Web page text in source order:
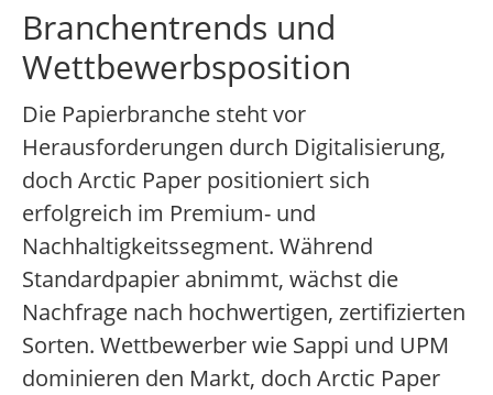
Branchentrends und
Wettbewerbsposition
Die Papierbranche steht vor
Herausforderungen durch Digitalisierung,
doch Arctic Paper positioniert sich
erfolgreich im Premium- und
Nachhaltigkeitssegment. Während
Standardpapier abnimmt, wächst die
Nachfrage nach hochwertigen, zertifizierten
Sorten. Wettbewerber wie Sappi und UPM
dominieren den Markt, doch Arctic Paper